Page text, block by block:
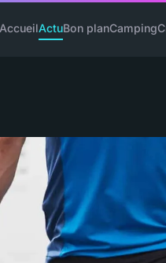
AccueilActuBon planCamping